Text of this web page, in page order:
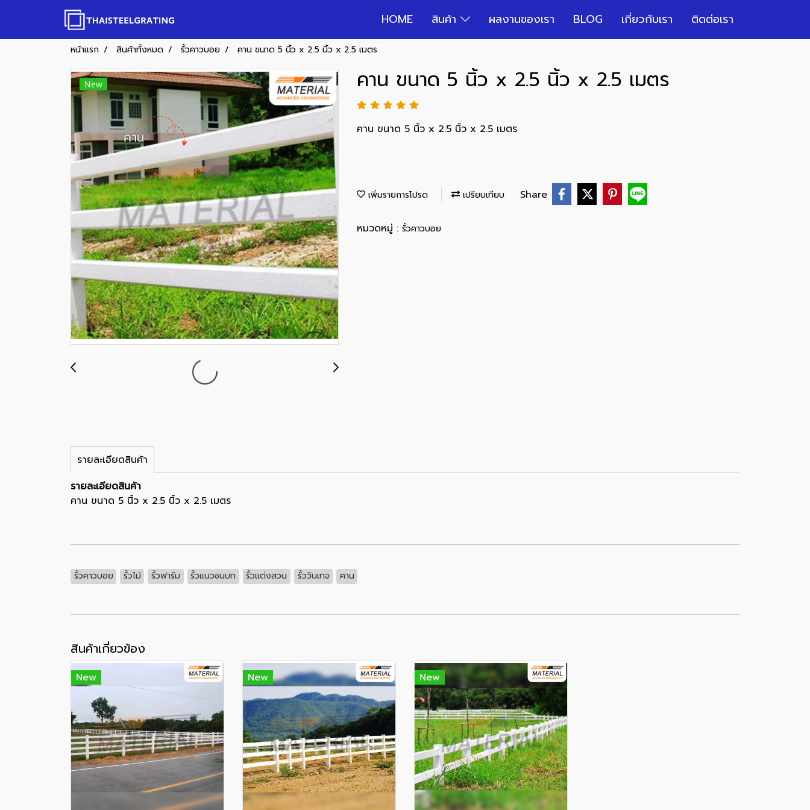
HOME สินค้า ผลงานของเรา BLOG เกี่ยวกับเรา ติดต่อเรา
หน้าแรก สินค้าทั้งหมด รั้วคาวบอย คาน ขนาด 5 นิ้ว x 2.5 นิ้ว x 2.5 เมตร
New คาน ขนาด 5 นิ้ว x 2.5 นิ้ว x 2.5 เมตร
คาน ขนาด 5 นิ้ว x 2.5 นิ้ว x 2.5 เมตร
เพิ่มรายการโปรด เปรียบเทียบ Share
หมวดหมู่ : รั้วคาวบอย
รายละเอียดสินค้า
รายละเอียดสินค้า
คาน ขนาด 5 นิ้ว x 2.5 นิ้ว x 2.5 เมตร
รั้วคาวบอย รั้วไม้ รั้วฟาร์ม รั้วแนวชนบท รั้วแต่งสวน รั้ววินเทจ คาน
สินค้าเกี่ยวข้อง
New New New